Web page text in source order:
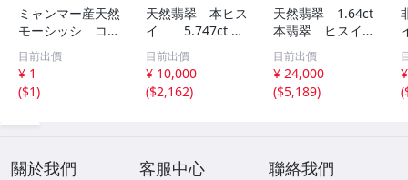
ミャンマー産天然
モーシッシ コス
モクロア 翡翠輝
石 原石20.16g^
^激レア石^ ^
目前出價
¥ 1
($1)
天然翡翠 本ヒス
イ 5.747ct 日
宝協ソーティン
グ ルース
天然ひすい
目前出價
¥ 10,000
($2,162)
天然翡翠 1.64ct
本翡翠 ヒスイ
ジェイダイト ル
ース
目前出價
¥ 24,000
($5,189)
(
關於我們 客服中心 聯絡我們